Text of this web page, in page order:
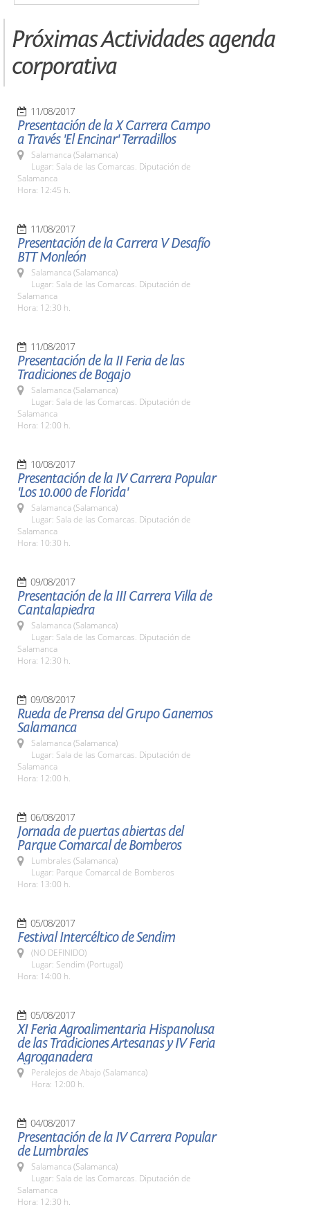
Próximas Actividades agenda
corporativa
11/08/2017
Presentación de la X Carrera Campo
a Través 'El Encinar' Terradillos
Salamanca (Salamanca)
Lugar: Sala de las Comarcas. Diputación de
Salamanca
Hora: 12:45 h.
11/08/2017
Presentación de la Carrera V Desafío
BTT Monleón
Salamanca (Salamanca)
Lugar: Sala de las Comarcas. Diputación de
Salamanca
Hora: 12:30 h.
11/08/2017
Presentación de la II Feria de las
Tradiciones de Bogajo
Salamanca (Salamanca)
Lugar: Sala de las Comarcas. Diputación de
Salamanca
Hora: 12:00 h.
10/08/2017
Presentación de la IV Carrera Popular
'Los 10.000 de Florida'
Salamanca (Salamanca)
Lugar: Sala de las Comarcas. Diputación de
Salamanca
Hora: 10:30 h.
09/08/2017
Presentación de la III Carrera Villa de
Cantalapiedra
Salamanca (Salamanca)
Lugar: Sala de las Comarcas. Diputación de
Salamanca
Hora: 12:30 h.
09/08/2017
Rueda de Prensa del Grupo Ganemos
Salamanca
Salamanca (Salamanca)
Lugar: Sala de las Comarcas. Diputación de
Salamanca
Hora: 12:00 h.
06/08/2017
Jornada de puertas abiertas del
Parque Comarcal de Bomberos
Lumbrales (Salamanca)
Lugar: Parque Comarcal de Bomberos
Hora: 13:00 h.
05/08/2017
Festival Intercéltico de Sendim
(NO DEFINIDO)
Lugar: Sendim (Portugal)
Hora: 14:00 h.
05/08/2017
XI Feria Agroalimentaria Hispanolusa
de las Tradiciones Artesanas y IV Feria
Agroganadera
Peralejos de Abajo (Salamanca)
Hora: 12:00 h.
04/08/2017
Presentación de la IV Carrera Popular
de Lumbrales
Salamanca (Salamanca)
Lugar: Sala de las Comarcas. Diputación de
Salamanca
Hora: 12:30 h.